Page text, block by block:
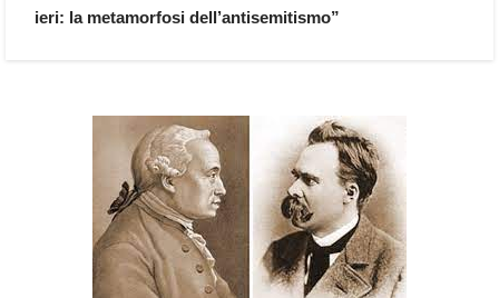
ieri: la metamorfosi dell’antisemitismo”